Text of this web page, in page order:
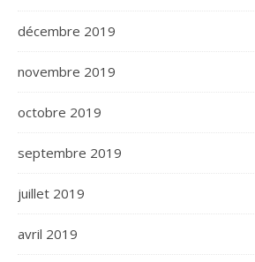
décembre 2019
novembre 2019
octobre 2019
septembre 2019
juillet 2019
avril 2019